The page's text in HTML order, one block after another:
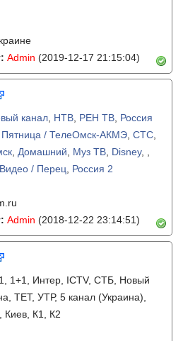
Admin (2019-12-17 21:15:04)
канал НТВ РЕН ТВ Россия
Пятница / ТелеОмск-АКМЭ СТС
Домашний Муз ТВ Disney, ,
/ Перец
Россия 2
Admin (2018-12-22 23:14:51)
1+1, Интер, ICTV, СТБ, Новый
ТЕТ, УТР, 5 канал (Украина),
К1, К2